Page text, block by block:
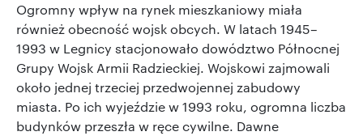
Ogromny wpływ na rynek mieszkaniowy miała
również obecność wojsk obcych. W latach 1945–
1993 w Legnicy stacjonowało dowództwo Północnej
Grupy Wojsk Armii Radzieckiej. Wojskowi zajmowali
około jednej trzeciej przedwojennej zabudowy
miasta. Po ich wyjeździe w 1993 roku, ogromna liczba
budynków przeszła w ręce cywilne. Dawne